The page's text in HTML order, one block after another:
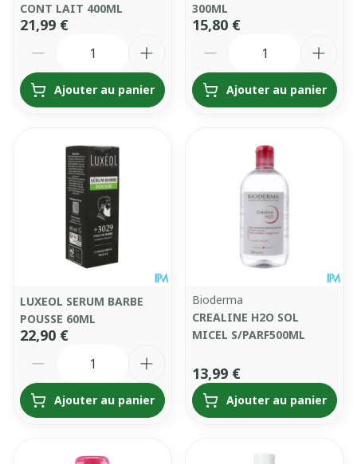
CONT LAIT 400ML
21,99 €
Ajouter au panier
300ML
15,80 €
Ajouter au panier
LUXEOL SERUM BARBE
POUSSE 60ML
22,90 €
Ajouter au panier
Bioderma
CREALINE H2O SOL
MICEL S/PARF500ML
13,99 €
Ajouter au panier